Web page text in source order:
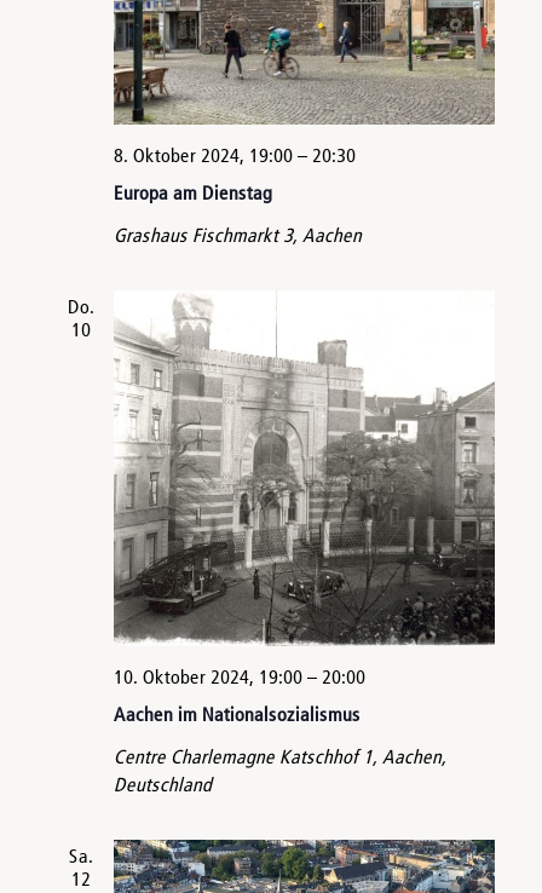
Europa am Dienstag
8. Oktober 2024, 19:00– 20:30
Grashaus Fischmarkt 3, Aachen
Do.
10
Aachen im Nationalsozialismus
10. Oktober 2024, 19:00– 20:00
Centre Charlemagne Katschhof 1, Aachen,
Deutschland
Sa.
12